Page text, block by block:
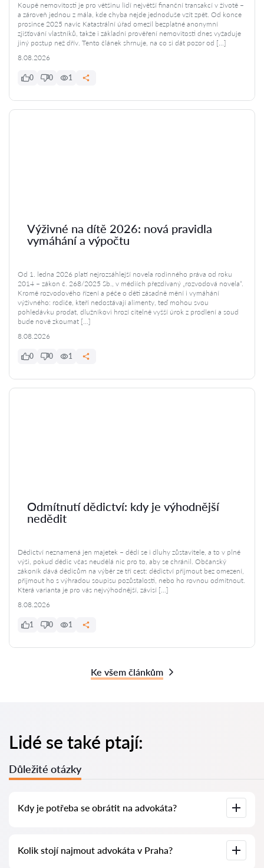
Koupě nemovitosti je pro většinu lidí největší finanční transakcí v životě –
a zároveň jednou z mála, kde chyba nejde jednoduše vzít zpět. Od konce
prosince 2025 navíc Katastrální úřad omezil bezplatné anonymní
zjišťování vlastníků, takže i základní prověření nemovitosti dnes vyžaduje
jiný postup než dřív. Tento článek shrnuje, na co si dát pozor od […]
8.08.2026
0 0 1
Výživné na dítě 2026: nová pravidla
vymáhání a výpočtu
Od 1. ledna 2026 platí nejrozsáhlejší novela rodinného práva od roku
2014 – zákon č. 268/2025 Sb., v médiích přezdívaný „rozvodová novela“.
Kromě rozvodového řízení a péče o děti zásadně mění i vymáhání
výživného: rodiče, kteří nedostávají alimenty, teď mohou svou
pohledávku prodat, dlužníkovi hrozí citelně vyšší úrok z prodlení a soud
bude nově zkoumat […]
8.08.2026
0 0 1
Odmítnutí dědictví: kdy je výhodnější
nedědit
Dědictví neznamená jen majetek – dědí se i dluhy zůstavitele, a to v plné
výši, pokud dědic včas neudělá nic pro to, aby se chránil. Občanský
zákoník dává dědicům na výběr ze tří cest: dědictví přijmout bez omezení,
přijmout ho s výhradou soupisu pozůstalosti, nebo ho rovnou odmítnout.
Která varianta je pro vás nejvýhodnější, závisí […]
8.08.2026
1 0 1
Ke všem článkům
Lidé se také ptají:
Důležité otázky
Kdy je potřeba se obrátit na advokáta?
navštívit advokáta ve chvíli, kdy čelí složitým problémům. Na
profesionální pomoc advokáta v Praha se často obracejí až
Kolik stojí najmout advokáta v Praha?